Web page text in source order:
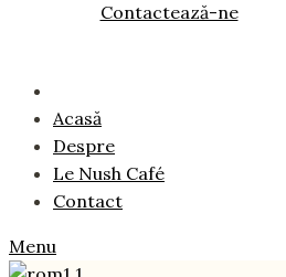
Contactează-ne
Acasă
Despre
Le Nush Café
Contact
Menu